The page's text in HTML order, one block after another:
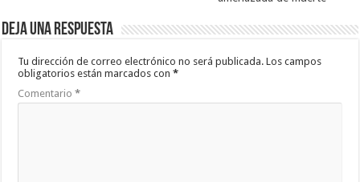
Deja una respuesta
Tu dirección de correo electrónico no será publicada. Los campos
obligatorios están marcados con*
Comentario*